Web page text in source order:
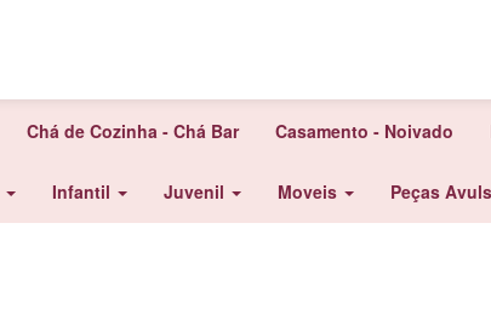
Chá de Cozinha - Chá Bar Casamento - Noivado
Infantil Juvenil Moveis Peças